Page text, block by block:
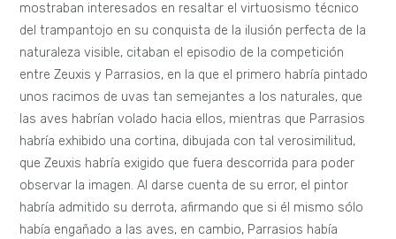
mostraban interesados en resaltar el virtuosismo técnico
del trampantojo en su conquista de la ilusión perfecta de la
naturaleza visible, citaban el episodio de la competición
entre Zeuxis y Parrasios, en la que el primero habría pintado
unos racimos de uvas tan semejantes a los naturales, que
las aves habrían volado hacia ellos, mientras que Parrasios
habría exhibido una cortina, dibujada con tal verosimilitud,
que Zeuxis habría exigido que fuera descorrida para poder
observar la imagen. Al darse cuenta de su error, el pintor
habría admitido su derrota, afirmando que si él mismo sólo
había engañado a las aves, en cambio, Parrasios había